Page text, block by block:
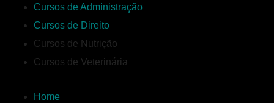
Cursos de Administração
Cursos de Direito
Cursos de Nutrição
Cursos de Veterinária
Home